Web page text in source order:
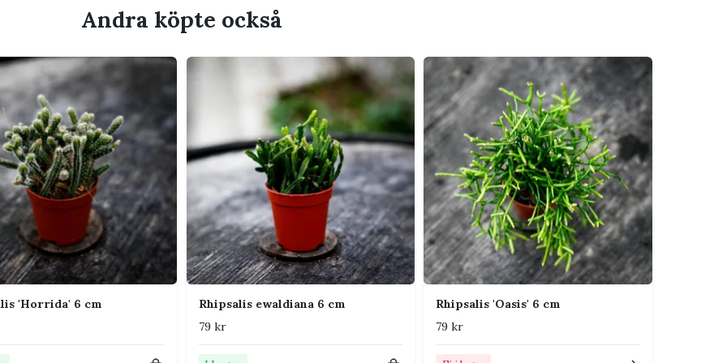
Mild morgon- eller kvällssol går bra.
har torkat lätt. Jorden får inte vara
ska inte torka lika länge som för en
jord med perlite och gärna fin
Skydda från kalla drag och temperaturer
högre luftfuktighet. God luftcirkulation är
Andra köpte också
'Horrida' 6 cm
Rhipsalis ewaldiana 6 cm
79 kr
Rhipsalis 'Oasis' 6 cm
79 kr